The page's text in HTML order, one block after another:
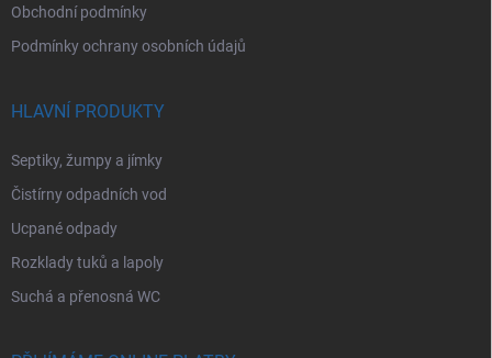
Obchodní podmínky
Podmínky ochrany osobních údajů
HLAVNÍ PRODUKTY
Septiky, žumpy a jímky
Čistírny odpadních vod
Ucpané odpady
Rozklady tuků a lapoly
Suchá a přenosná WC